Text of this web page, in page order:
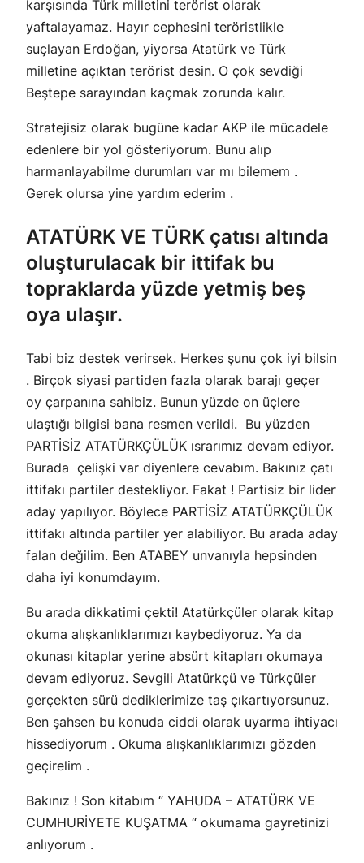
karşısında Türk milletini terörist olarak
yaftalayamaz. Hayır cephesini teröristlikle
suçlayan Erdoğan, yiyorsa Atatürk ve Türk
milletine açıktan terörist desin. O çok sevdiği
Beştepe sarayından kaçmak zorunda kalır.
Stratejisiz olarak bugüne kadar AKP ile mücadele
edenlere bir yol gösteriyorum. Bunu alıp
harmanlayabilme durumları var mı bilemem .
Gerek olursa yine yardım ederim .
ATATÜRK VE TÜRK çatısı altında
oluşturulacak bir ittifak bu
topraklarda yüzde yetmiş beş
oya ulaşır.
Tabi biz destek verirsek. Herkes şunu çok iyi bilsin
. Birçok siyasi partiden fazla olarak barajı geçer
oy çarpanına sahibiz. Bunun yüzde on üçlere
ulaştığı bilgisi bana resmen verildi. Bu yüzden
PARTİSİZ ATATÜRKÇÜLÜK ısrarımız devam ediyor.
Burada çelişki var diyenlere cevabım. Bakınız çatı
ittifakı partiler destekliyor. Fakat ! Partisiz bir lider
aday yapılıyor. Böylece PARTİSİZ ATATÜRKÇÜLÜK
ittifakı altında partiler yer alabiliyor. Bu arada aday
falan değilim. Ben ATABEY unvanıyla hepsinden
daha iyi konumdayım.
Bu arada dikkatimi çekti! Atatürkçüler olarak kitap
okuma alışkanlıklarımızı kaybediyoruz. Ya da
okunası kitaplar yerine absürt kitapları okumaya
devam ediyoruz. Sevgili Atatürkçü ve Türkçüler
gerçekten sürü dediklerimize taş çıkartıyorsunuz.
Ben şahsen bu konuda ciddi olarak uyarma ihtiyacı
hissediyorum . Okuma alışkanlıklarımızı gözden
geçirelim .
Bakınız ! Son kitabım “ YAHUDA – ATATÜRK VE
CUMHURİYETE KUŞATMA “ okumama gayretinizi
anlıyorum .